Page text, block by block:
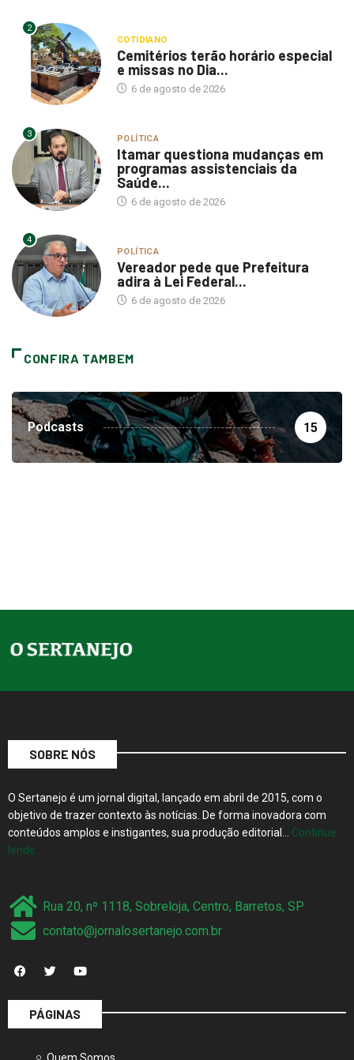
2
COTIDIANO
Cemitérios terão horário especial
e missas no Dia...
6 de agosto de 2026
3 POLÍTICA
Itamar questiona mudanças em
programas assistenciais da
Saúde...
6 de agosto de 2026
4
POLÍTICA
Vereador pede que Prefeitura
adira à Lei Federal...
6 de agosto de 2026
CONFIRA TAMBEM
Podcasts 15
SOBRE NÓS
O Sertanejo é um jornal digital, lançado em abril de 2015, com o
objetivo de trazer contexto às notícias. De forma inovadora com
conteúdos amplos e instigantes, sua produção editorial… Continue
lendo…
Rua 20, nº 1118, Sobreloja, Centro, Barretos, SP
contato@jornalosertanejo.com.br
PÁGINAS